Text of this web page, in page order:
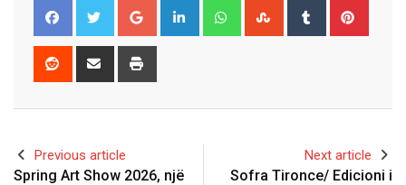
Google+ LinkedIn WhatsappStumbleUpon
Tumblr
Reddit
Share
Previous article
Spring Art Show 2026, një
Next article
Sofra Tironce/ Edicioni i